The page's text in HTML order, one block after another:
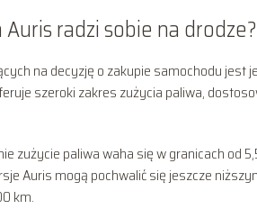
radzi sobie na drodze?
na decyzję o zakupie samochodu jest
szeroki zakres zużycia paliwa,
zużycie paliwa waha się w granicach od
Auris mogą pochwalić się jeszcze
km.